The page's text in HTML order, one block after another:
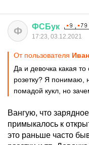
Ф ФСБук
17:23, 03.12.2021
От пользователя
Да и девочка какая
розетку? Я понимаю,
помадой кукл, но
Вангую, что
примыкалось к
это раньше часто